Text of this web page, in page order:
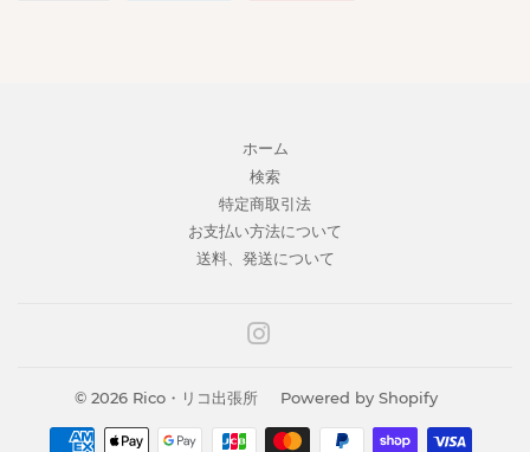
ホーム
検索
特定商取引法
お支払い方法について
送料、発送について
© 2026 Rico・リコ出張所 Powered by Shopify
お